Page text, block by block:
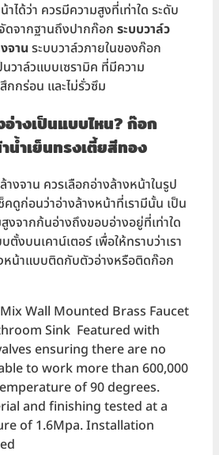
ได้ว่า ควรมีความสูงที่เท่าใด ระดับ
ดจากฐานถึงปากก๊อก ระบบวาล์ว
จาน ระบบวาล์วภายในของก๊อก
วาล์วแบบเซรามิค ที่มีความ
กกร่อน และไม่รั่วซึม
างเป็นแบบไหน? ก๊อก
น้ำเย็นทรงเตี้ยสีทอง
งจาน ควรเลือกอ่างล้างหน้าในรูป
ดูก่อนว่าอ่างล้างหน้าที่เรามีนั้น เป็น
งจากก้นอ่างถึงขอบอ่างอยู่ที่เท่าใด
งบนเคาน์เตอร์ เพื่อให้ทราบว่าเรา
หน้าแบบติดกับตัวอ่างหรือติดก๊อก
Wall Mounted Brass Faucet
Sink Featured with
ensuring there are no
to work more than 600,000
of 90 degrees.
and finishing tested at a
of 1.6Mpa. Installation